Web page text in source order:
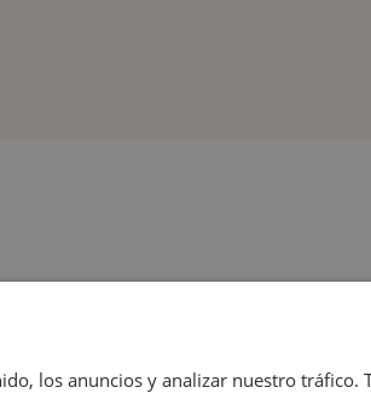
los anuncios y analizar nuestro tráfico.